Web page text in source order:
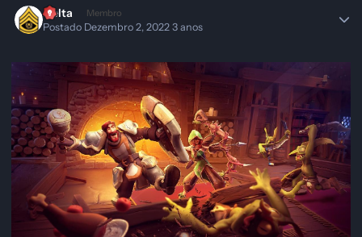
Delta Membro
Postado Dezembro 2, 20223 anos